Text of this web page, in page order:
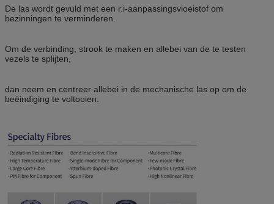
De las wordt gevuld met een r.i-aanpassingsvloeistof om
bezinningen te verminderen.
Om de verbinding, strook te maken en allebei van de te testen
vezels te splijten,
dan neem en centreer allebei in de mechanische las op om de
beëindiging te voltooien.